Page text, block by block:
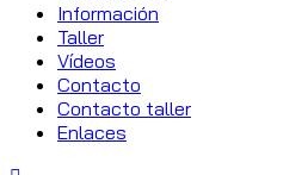
Información
Taller
Vídeos
Contacto
Contacto taller
Enlaces